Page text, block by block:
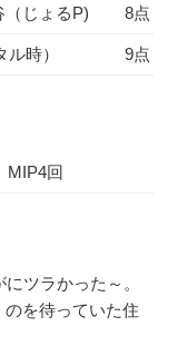
じょるP) 8点
時） 9点
MIP4回
ツラかった～。
を待っていた住